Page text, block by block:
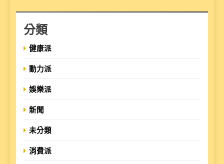
分類
健康派
動力派
娛樂派
新聞
未分類
消費派